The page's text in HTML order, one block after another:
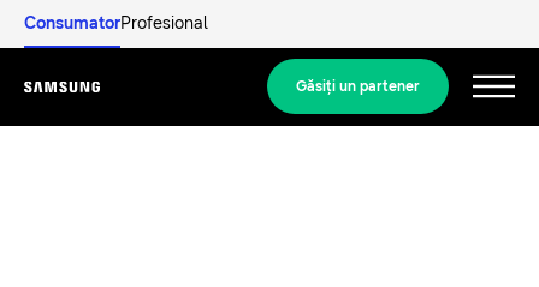
ConsumatorProfesional
Menu
Găsiţi un partener